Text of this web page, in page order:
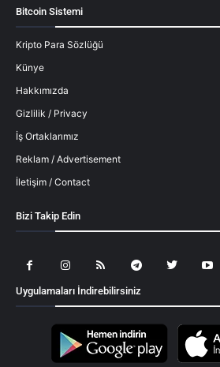
Bitcoin Sistemi
Kripto Para Sözlüğü
Künye
Hakkımızda
Gizlilik / Privacy
İş Ortaklarımız
Reklam / Advertisement
İletişim / Contact
Bizi Takip Edin
Uygulamaları İndirebilirsiniz